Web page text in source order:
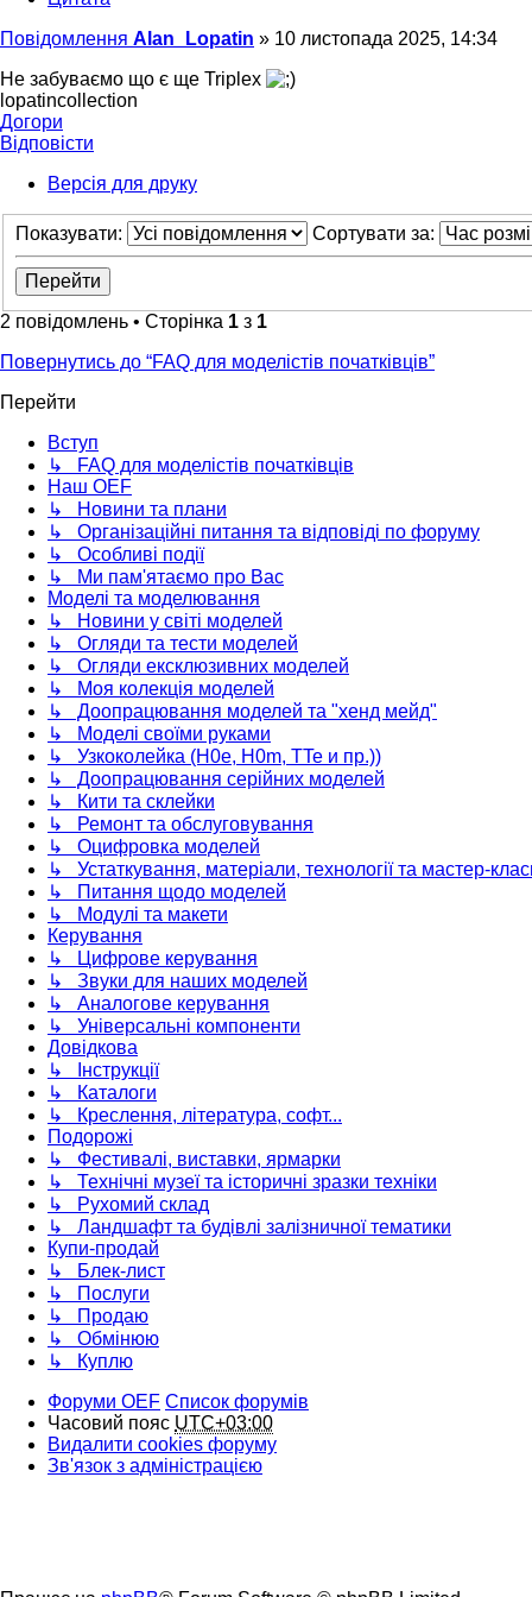
Повідомлення Alan_Lopatin » 10 листопада 2025, 14:34
Не забуваємо що є ще Triplex
lopatincollection
Догори
Відповісти
Версія для друку
Показувати: Сортувати за:
2 повідомлень • Сторінка 1 з 1
Повернутись до “FAQ для моделістів початківців”
Перейти
Вступ
↳ FAQ для моделістів початківців
Наш OEF
↳ Новини та плани
↳ Організаційні питання та відповіді по форуму
↳ Особливі події
↳ Ми пам'ятаємо про Вас
Моделі та моделювання
↳ Новини у світі моделей
↳ Огляди та тести моделей
↳ Огляди ексклюзивних моделей
↳ Моя колекція моделей
↳ Доопрацювання моделей та "хенд мейд"
↳ Моделі своїми руками
↳ Узкоколейка (H0e, H0m, TTe и пр.))
↳ Доопрацювання серійних моделей
↳ Кити та склейки
↳ Ремонт та обслуговування
↳ Оцифровка моделей
↳ Устаткування, матеріали, технології та мастер-
↳ Питання щодо моделей
↳ Модулі та макети
Керування
↳ Цифрове керування
↳ Звуки для наших моделей
↳ Аналогове керування
↳ Універсальні компоненти
Довідкова
↳ Інструкції
↳ Каталоги
↳ Креслення, література, софт...
Подорожі
↳ Фестивалі, виставки, ярмарки
↳ Технічні музеї та історичні зразки техніки
↳ Рухомий склад
↳ Ландшафт та будівлі залізничної тематики
Купи-продай
↳ Блек-лист
↳ Послуги
↳ Продаю
↳ Обмінюю
↳ Куплю
Форуми OEF Список форумів
Часовий пояс UTC+03:00
Видалити cookies форуму
Зв'язок з адміністрацією